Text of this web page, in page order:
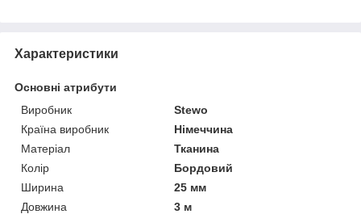
Характеристики
Основні атрибути
Виробник
Stewo
Країна виробник
Німеччина
Матеріал
Тканина
Колір
Бордовий
Ширина
25 мм
Довжина
3 м